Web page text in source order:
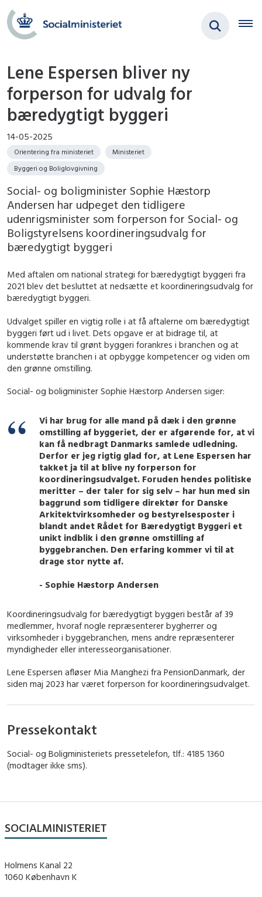
Lene Espersen bliver ny
forperson for udvalg for
bæredygtigt byggeri
14-05-2025
Orientering fra ministeriet
Ministeriet
Byggeri og Boliglovgivning
Social- og boligminister Sophie Hæstorp
Andersen har udpeget den tidligere
udenrigsminister som forperson for Social- og
Boligstyrelsens koordineringsudvalg for
bæredygtigt byggeri
Med aftalen om national strategi for bæredygtigt byggeri fra
2021 blev det besluttet at nedsætte et koordineringsudvalg for
bæredygtigt byggeri.
Udvalget spiller en vigtig rolle i at få aftalerne om bæredygtigt
byggeri ført ud i livet. Dets opgave er at bidrage til, at
kommende krav til grønt byggeri forankres i branchen og at
understøtte branchen i at opbygge kompetencer og viden om
den grønne omstilling.
Social- og boligminister Sophie Hæstorp Andersen siger:
Vi har brug for alle mand på dæk i den grønne
omstilling af byggeriet, der er afgørende for, at vi
kan få nedbragt Danmarks samlede udledning.
Derfor er jeg rigtig glad for, at Lene Espersen har
takket ja til at blive ny forperson for
koordineringsudvalget. Foruden hendes politiske
meritter – der taler for sig selv – har hun med sin
baggrund som tidligere direktør for Danske
Arkitektvirksomheder og bestyrelsesposter i
blandt andet Rådet for Bæredygtigt Byggeri et
unikt indblik i den grønne omstilling af
byggebranchen. Den erfaring kommer vi til at
drage stor nytte af.
- Sophie Hæstorp Andersen
Koordineringsudvalg for bæredygtigt byggeri består af 39
medlemmer, hvoraf nogle repræsenterer bygherrer og
virksomheder i byggebranchen, mens andre repræsenterer
myndigheder eller interesseorganisationer.
Lene Espersen afløser Mia Manghezi fra PensionDanmark, der
siden maj 2023 har været forperson for koordineringsudvalget.
Pressekontakt
Social- og Boligministeriets pressetelefon, tlf.: 4185 1360
(modtager ikke sms).
SOCIALMINISTERIET
Holmens Kanal 22
1060 København K